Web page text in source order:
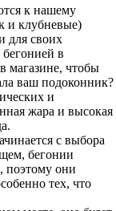
к нашему
и клубневые)
для своих
в
магазине, чтобы
ваш подоконник?
и
жара и высокая
с выбора
бегонии
поэтому они
тех, что